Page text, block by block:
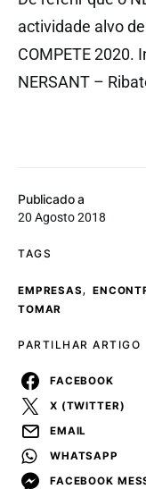
Publicado a
20 Agosto 2018
TAGS
EMPRESAS,
TOMAR
PARTILHAR ARTIGO
FACEBOOK
X (TWITTER)
EMAIL
WHATSAPP
FACEBOOK
actividade alvo
COMPETE 2020.
NERSANT –